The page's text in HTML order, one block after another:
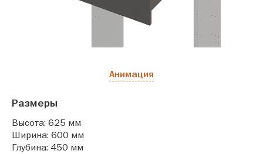
Анимация
Размеры
Высота: 625 мм
Ширина: 600 мм
Глубина: 450 мм